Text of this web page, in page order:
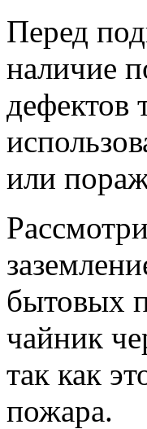
Перед
наличие
дефектов
или
бытовых
чайник
так как
пожара.